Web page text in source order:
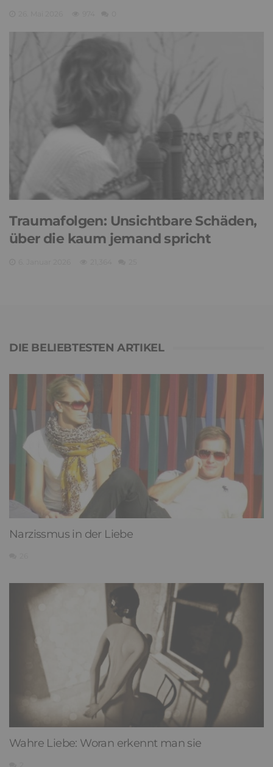
Traumafolgen: Unsichtbare Schäden,
über die kaum jemand spricht
DIE BELIEBTESTEN ARTIKEL
Narzissmus in der Liebe
Wahre Liebe: Woran erkennt man sie